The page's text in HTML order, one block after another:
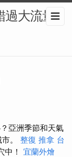
過大流量-
亞洲季節和天氣
。 整復 推拿 台
中！ 宜蘭外燴